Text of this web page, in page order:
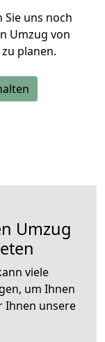
uns noch
Umzug von
planen.
Umzug
viele
um Ihnen
Ihnen unsere